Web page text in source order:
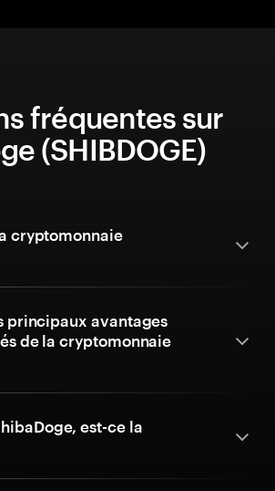
fréquentes sur
(SHIBDOGE)
cryptomonnaie
principaux avantages
de la cryptomonnaie
est-ce la